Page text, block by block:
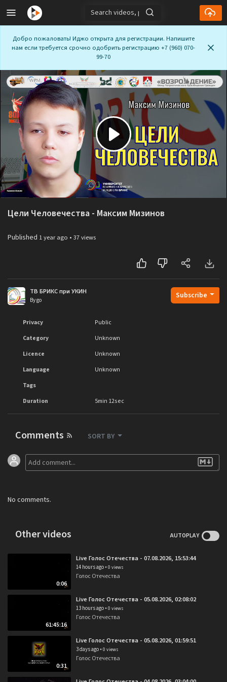
Добро пожаловать! Иджо открыта для регистрации. Напишите
нам если требуется срочно одобрить регистрацию +7 (960) 070-
99-70
Play
Video
Цели Человечества - Максим Мизинов
Published 1 year ago • 37 views
ТВ БРИКС при УКИН
By go
Subscribe
Privacy
Public
Category
Unknown
Licence
Unknown
Language
Unknown
Tags
Duration
5min 12sec
Comments SORT BY
No comments.
Other videos AUTOPLAY
0:06
Live Голос Отечества - 07.08.2026, 15:53:44
14 hours ago • 0 views
Голос Отечества
61:45:16
Live Голос Отечества - 05.08.2026, 02:08:02
13 hours ago • 0 views
Голос Отечества
0:31
Live Голос Отечества - 05.08.2026, 01:59:51
3 days ago • 0 views
Голос Отечества